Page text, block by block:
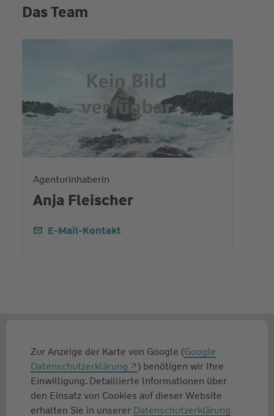
Das Team
Agenturinhaberin
Anja Fleischer
E-Mail-Kontakt
Zur Anzeige der Karte von Google (Google
Datenschutzerklärung
) benötigen wir Ihre
Einwilligung. Detaillierte Informationen über
den Einsatz von Cookies auf dieser Website
erhalten Sie in unserer Datenschutzerklärung